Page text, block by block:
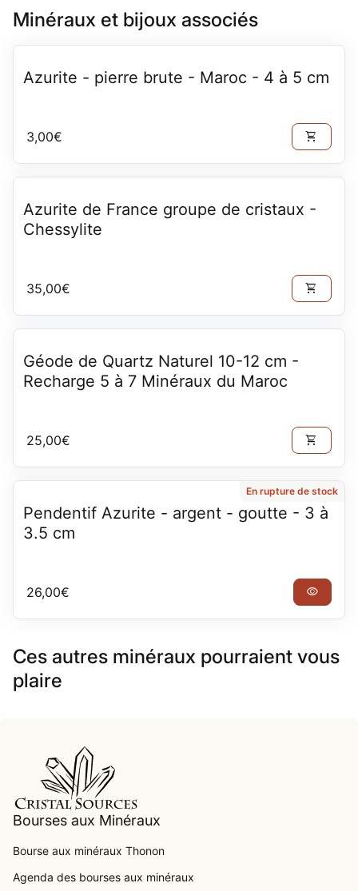
Minéraux et bijoux associés
Azurite - pierre brute - Maroc - 4 à 5 cm
Prix normal
3,00€ shopping_cart
Azurite de France groupe de cristaux -
Chessylite
Prix normal
35,00€ shopping_cart
Géode de Quartz Naturel 10-12 cm -
Recharge 5 à 7 Minéraux du Maroc
Prix normal
25,00€ shopping_cart
En rupture de stock
Pendentif Azurite - argent - goutte - 3 à
3.5 cm
Prix normal
26,00€ visibility
Ces autres minéraux pourraient vous
plaire
Bourses aux Minéraux
Bourse aux minéraux Thonon
Agenda des bourses aux minéraux